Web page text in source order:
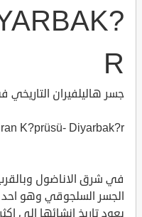
R
جسر هاليلفيران التاريخي
K?prüsü- Diyarbak?r
في شرق الاناضول
الجسر السلجوقي وهو احد